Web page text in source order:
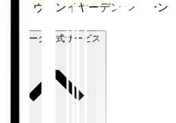
ヴァンイヤーデン ショーン
Ｊリーグ公式サービス